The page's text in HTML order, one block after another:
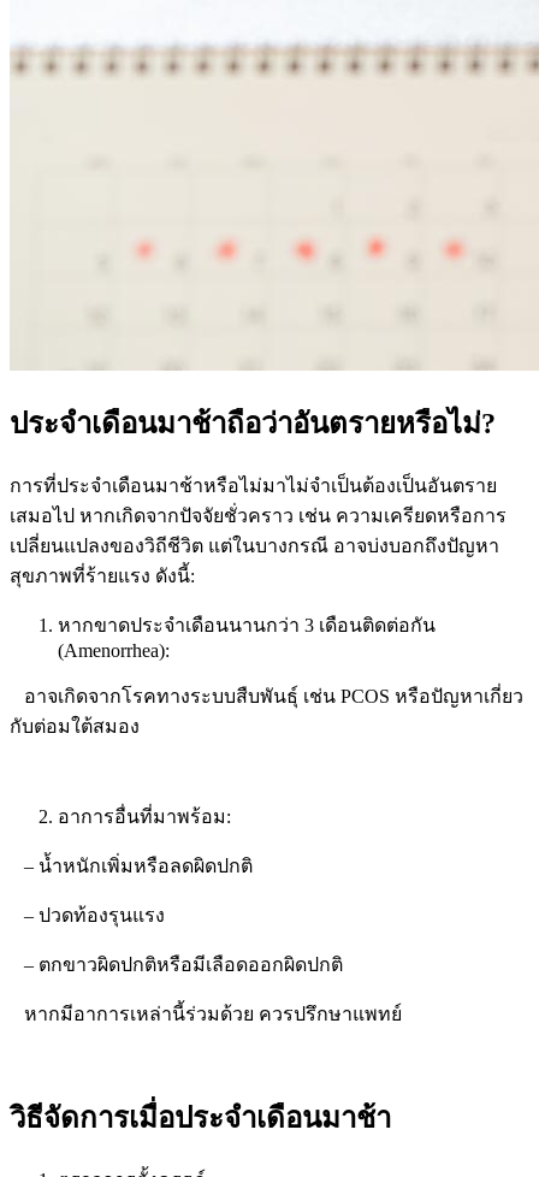
ประจำเดือนมาช้าถือว่าอันตรายหรือไม่?
การที่ประจำเดือนมาช้าหรือไม่มาไม่จำเป็นต้องเป็นอันตราย
เสมอไป หากเกิดจากปัจจัยชั่วคราว เช่น ความเครียดหรือการ
เปลี่ยนแปลงของวิถีชีวิต แต่ในบางกรณี อาจบ่งบอกถึงปัญหา
สุขภาพที่ร้ายแรง ดังนี้:
หากขาดประจำเดือนนานกว่า 3 เดือนติดต่อกัน
(Amenorrhea):
อาจเกิดจากโรคทางระบบสืบพันธุ์ เช่น PCOS หรือปัญหาเกี่ยว
กับต่อมใต้สมอง
อาการอื่นที่มาพร้อม:
– น้ำหนักเพิ่มหรือลดผิดปกติ
– ปวดท้องรุนแรง
– ตกขาวผิดปกติหรือมีเลือดออกผิดปกติ
หากมีอาการเหล่านี้ร่วมด้วย ควรปรึกษาแพทย์
วิธีจัดการเมื่อประจำเดือนมาช้า